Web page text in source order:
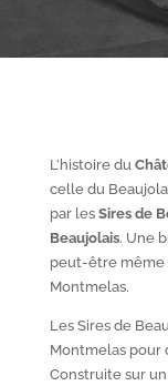
L’histoire du
celle du
par les Sires de
Beaujolais. Une
peut-être même
Montmelas.
Les Sires de
Montmelas pour
Construite sur